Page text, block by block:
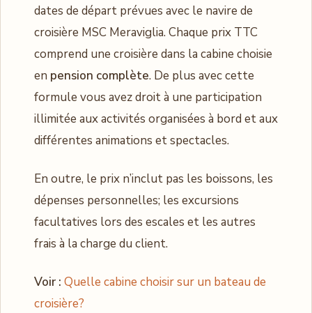
dates de départ prévues avec le navire de
croisière MSC Meraviglia. Chaque prix TTC
comprend une croisière dans la cabine choisie
en pension complète. De plus avec cette
formule vous avez droit à une participation
illimitée aux activités organisées à bord et aux
différentes animations et spectacles.
En outre, le prix n’inclut pas les boissons, les
dépenses personnelles; les excursions
facultatives lors des escales et les autres
frais à la charge du client.
Voir : Quelle cabine choisir sur un bateau de
croisière?